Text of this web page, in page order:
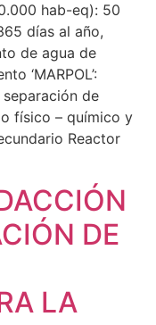
hab-eq): 50
días al año,
de agua de
‘MARPOL’:
de
físico – químico y
Reactor
DE
LA